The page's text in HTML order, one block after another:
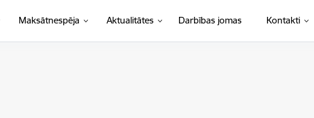
Maksātnespēja Aktualitātes Darbības jomas Kontakti